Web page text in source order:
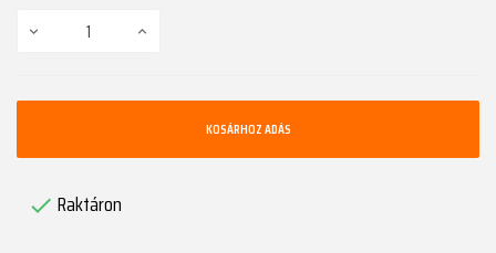
KOSÁRHOZ ADÁS
 Raktáron